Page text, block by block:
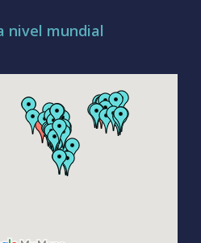
nivel mundial